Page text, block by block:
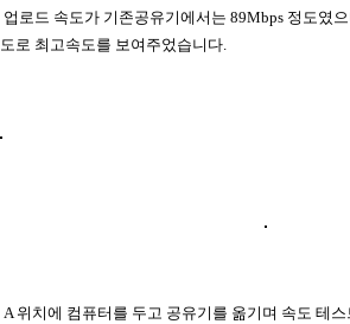
업로드 속도가 기존공유기에서는 89Mbps 정도였
도로 최고속도를 보여주었습니다.
A 위치에 컴퓨터를 두고 공유기를 옮기며 속도 테스